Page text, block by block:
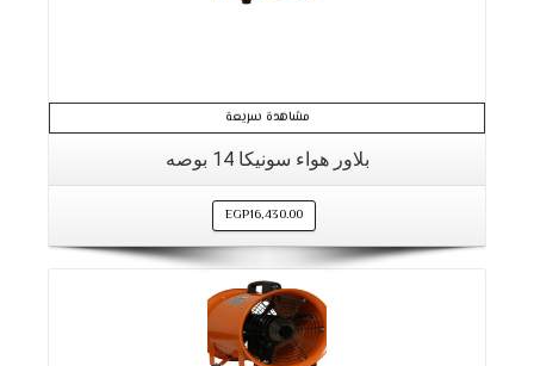
مشاهدة سريعة
بلاور هواء سونيكا 14 بوصه
EGP16,430.00